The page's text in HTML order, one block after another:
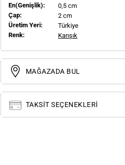
En(genişlik):
0,5 cm
Çap:
2 cm
Üretim Yeri:
Türkiye
Renk:
Karışık
MAĞAZADA BUL
TAKSIT SEÇENEKLERI